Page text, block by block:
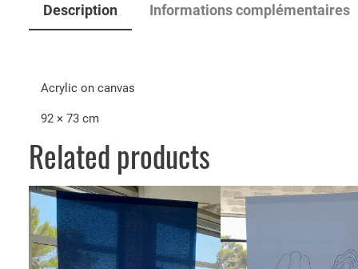
Description Informations complémentaires
Acrylic on canvas
92 × 73 cm
Related products